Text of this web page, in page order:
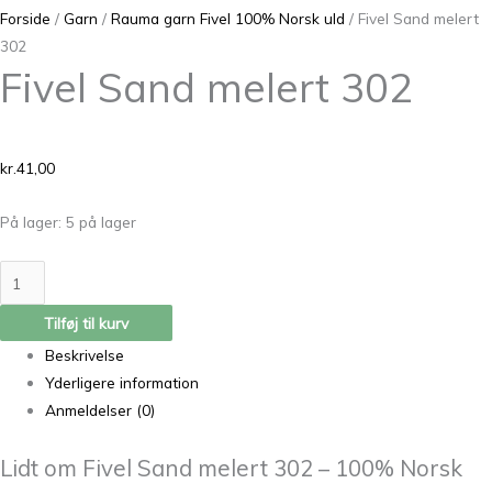
Forside / Garn / Rauma garn Fivel 100% Norsk uld / Fivel Sand melert
302
Fivel Sand melert 302
kr.41,00
På lager: 5 på lager
Tilføj til kurv
Beskrivelse
Yderligere information
Anmeldelser (0)
Lidt om Fivel Sand melert 302 – 100% Norsk